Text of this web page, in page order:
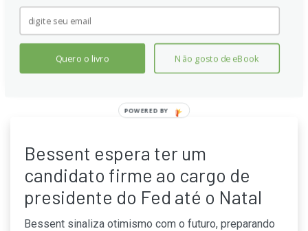
nomes com apoio de mercados, enquanto outros
permanecem na corrida vigente.
Bessent espera ter um
candidato firme ao cargo de
presidente do Fed até o Natal
Bessent sinaliza otimismo com o futuro, preparando
Quero o livro Não gosto de eBook
POWERED BY